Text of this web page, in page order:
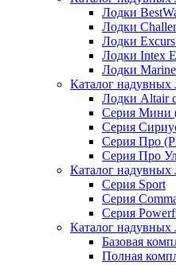
Лодки
Лодки
Лодки
Лодки Intex
Лодки
Каталог надувных
Лодки Altair
Серия Мини
Серия
Серия Про
Серия Про
Каталог надувных
Серия Sport
Серия
Серия
Каталог надувных
Базовая
Полная